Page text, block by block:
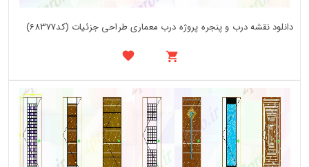
دانلود نقشه درب و پنجره پروژه درب معماری طراحی جزئیات (کد68377)